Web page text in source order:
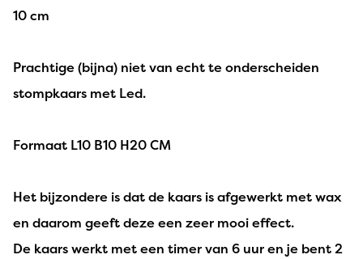
10 cm
Prachtige (bijna) niet van echt te onderscheiden
stompkaars met Led.
Formaat L10 B10 H20 CM
Het bijzondere is dat de kaars is afgewerkt met wax
en daarom geeft deze een zeer mooi effect.
De kaars werkt met een timer van 6 uur en je bent 2